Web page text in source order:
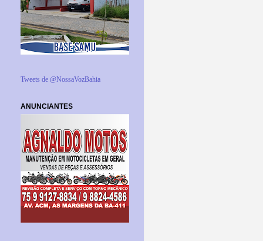
Tweets de @NossaVozBahia
ANUNCIANTES